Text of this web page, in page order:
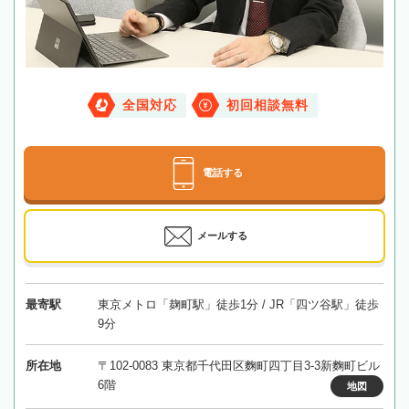
全国対応 初回相談無料
電話する
メールする
最寄駅
東京メトロ「麹町駅」徒歩1分 / JR「四ツ谷駅」徒歩
9分
所在地
〒102-0083 東京都千代田区麴町四丁目3-3新麴町ビル
6階
地図